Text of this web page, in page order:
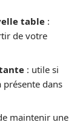
table :
de votre
: utile si
dans
maintenir une